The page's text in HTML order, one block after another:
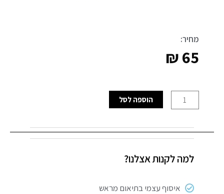
מחיר:
₪65
של
לד
צמוד
6W
הוספה לסל
למה לקנות אצלנו?
איסוף עצמי בתיאום מראש